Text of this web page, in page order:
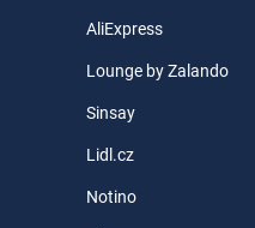
AliExpress
Lounge by Zalando
Sinsay
Lidl.cz
Notino